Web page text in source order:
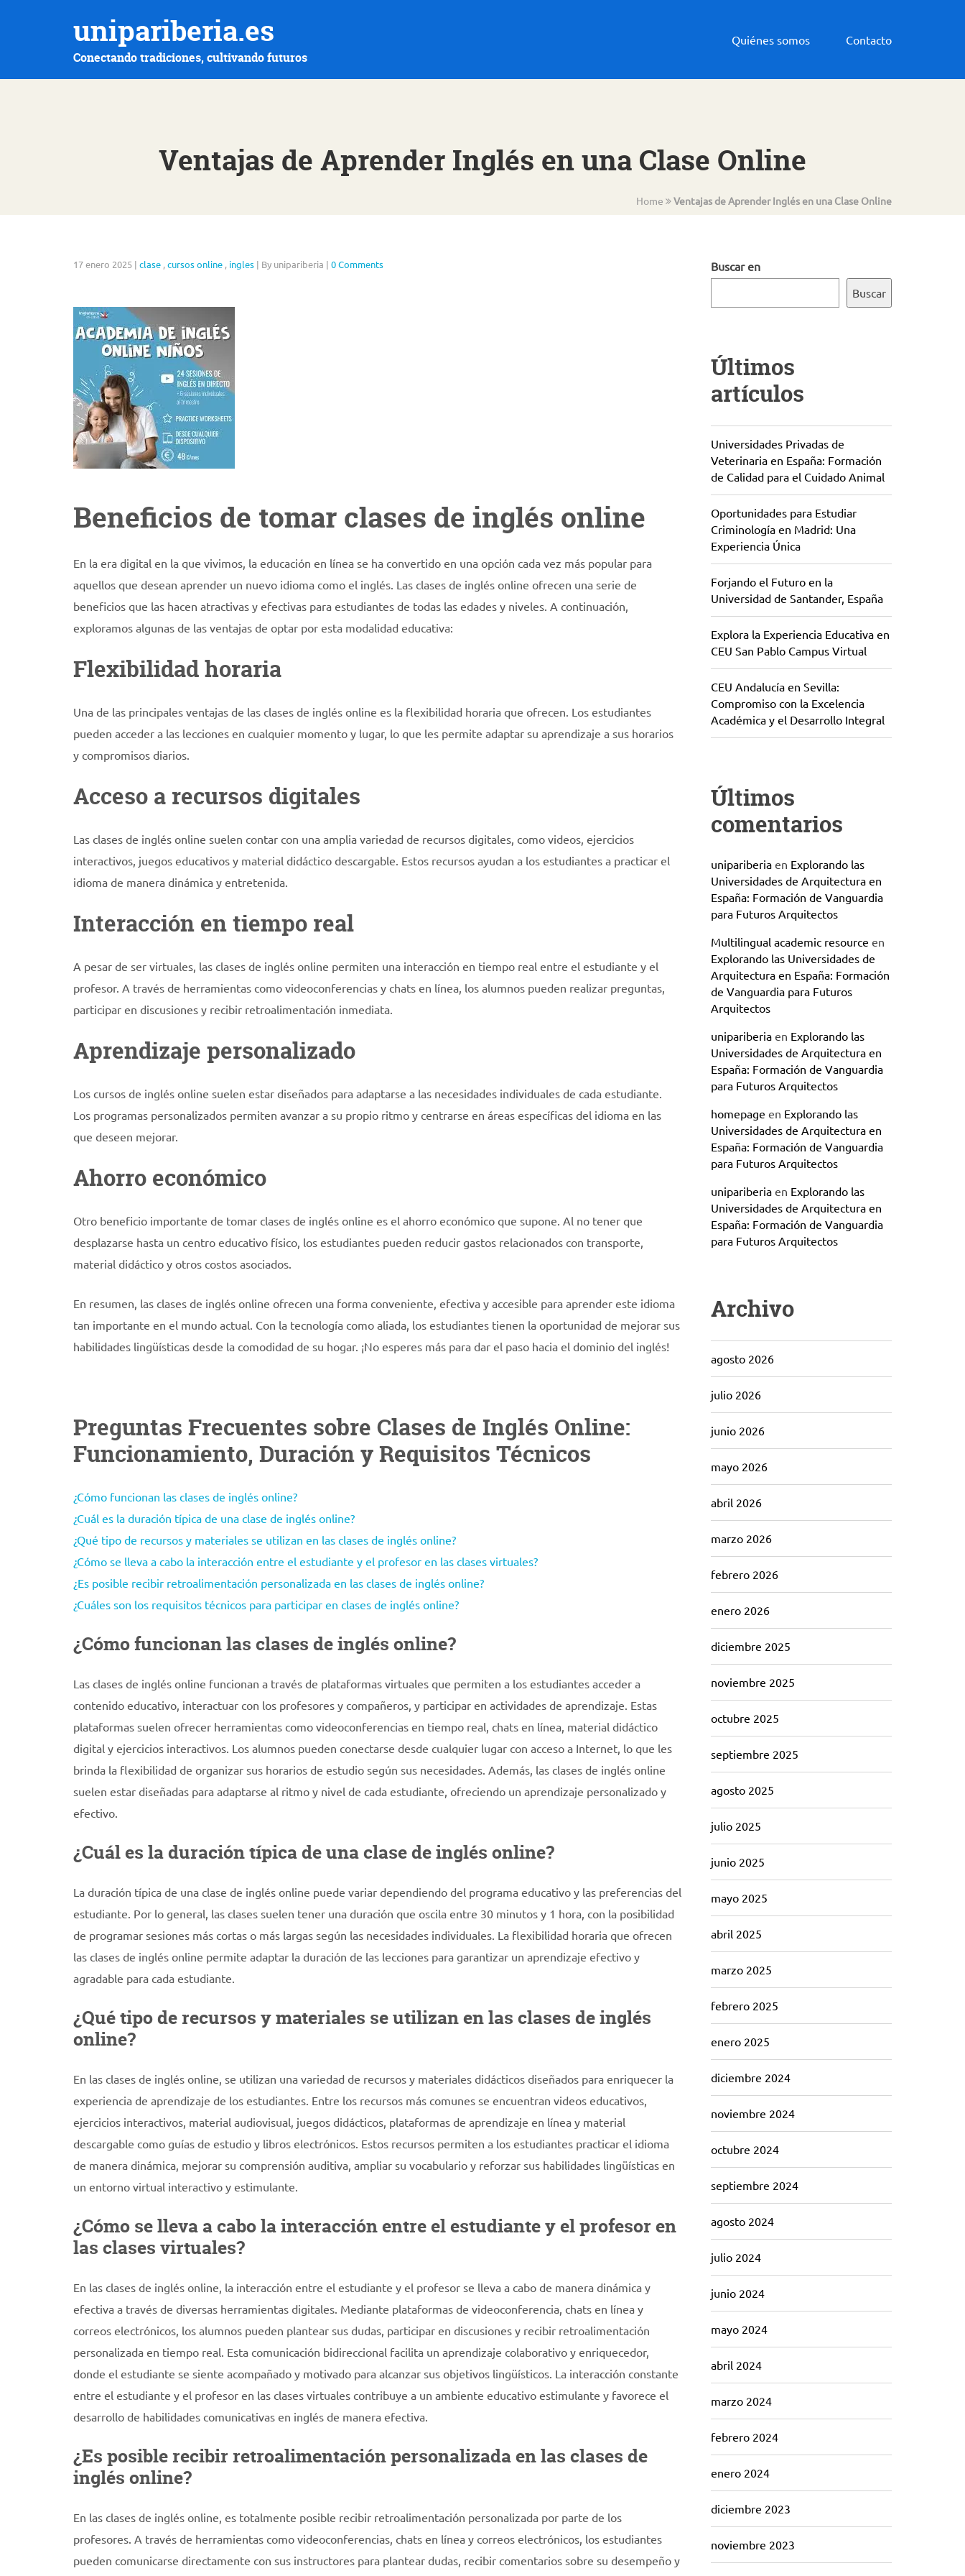
unipariberia.es
Conectando tradiciones, cultivando futuros
Quiénes somos Contacto
Ventajas de Aprender Inglés en una Clase Online
Home Ventajas de Aprender Inglés en una Clase Online
17 enero 2025 | clase ,cursos online , ingles | By unipariberia | 0 Comments
Beneficios de tomar clases de inglés online
En la era digital en la que vivimos, la educación en línea se ha convertido en una opción cada vez más popular para
aquellos que desean aprender un nuevo idioma como el inglés. Las clases de inglés online ofrecen una serie de
beneficios que las hacen atractivas y efectivas para estudiantes de todas las edades y niveles. A continuación,
exploramos algunas de las ventajas de optar por esta modalidad educativa:
Flexibilidad horaria
Una de las principales ventajas de las clases de inglés online es la flexibilidad horaria que ofrecen. Los estudiantes
pueden acceder a las lecciones en cualquier momento y lugar, lo que les permite adaptar su aprendizaje a sus horarios
y compromisos diarios.
Acceso a recursos digitales
Las clases de inglés online suelen contar con una amplia variedad de recursos digitales, como videos, ejercicios
interactivos, juegos educativos y material didáctico descargable. Estos recursos ayudan a los estudiantes a practicar el
idioma de manera dinámica y entretenida.
Interacción en tiempo real
A pesar de ser virtuales, las clases de inglés online permiten una interacción en tiempo real entre el estudiante y el
profesor. A través de herramientas como videoconferencias y chats en línea, los alumnos pueden realizar preguntas,
participar en discusiones y recibir retroalimentación inmediata.
Aprendizaje personalizado
Los cursos de inglés online suelen estar diseñados para adaptarse a las necesidades individuales de cada estudiante.
Los programas personalizados permiten avanzar a su propio ritmo y centrarse en áreas específicas del idioma en las
que deseen mejorar.
Ahorro económico
Otro beneficio importante de tomar clases de inglés online es el ahorro económico que supone. Al no tener que
desplazarse hasta un centro educativo físico, los estudiantes pueden reducir gastos relacionados con transporte,
material didáctico y otros costos asociados.
En resumen, las clases de inglés online ofrecen una forma conveniente, efectiva y accesible para aprender este idioma
tan importante en el mundo actual. Con la tecnología como aliada, los estudiantes tienen la oportunidad de mejorar sus
habilidades lingüísticas desde la comodidad de su hogar. ¡No esperes más para dar el paso hacia el dominio del inglés!
Preguntas Frecuentes sobre Clases de Inglés Online:
Funcionamiento, Duración y Requisitos Técnicos
¿Cómo funcionan las clases de inglés online?
¿Cuál es la duración típica de una clase de inglés online?
¿Qué tipo de recursos y materiales se utilizan en las clases de inglés online?
¿Cómo se lleva a cabo la interacción entre el estudiante y el profesor en las clases virtuales?
¿Es posible recibir retroalimentación personalizada en las clases de inglés online?
¿Cuáles son los requisitos técnicos para participar en clases de inglés online?
¿Cómo funcionan las clases de inglés online?
Las clases de inglés online funcionan a través de plataformas virtuales que permiten a los estudiantes acceder a
contenido educativo, interactuar con los profesores y compañeros, y participar en actividades de aprendizaje. Estas
plataformas suelen ofrecer herramientas como videoconferencias en tiempo real, chats en línea, material didáctico
digital y ejercicios interactivos. Los alumnos pueden conectarse desde cualquier lugar con acceso a Internet, lo que les
brinda la flexibilidad de organizar sus horarios de estudio según sus necesidades. Además, las clases de inglés online
suelen estar diseñadas para adaptarse al ritmo y nivel de cada estudiante, ofreciendo un aprendizaje personalizado y
efectivo.
¿Cuál es la duración típica de una clase de inglés online?
La duración típica de una clase de inglés online puede variar dependiendo del programa educativo y las preferencias del
estudiante. Por lo general, las clases suelen tener una duración que oscila entre 30 minutos y 1 hora, con la posibilidad
de programar sesiones más cortas o más largas según las necesidades individuales. La flexibilidad horaria que ofrecen
las clases de inglés online permite adaptar la duración de las lecciones para garantizar un aprendizaje efectivo y
agradable para cada estudiante.
¿Qué tipo de recursos y materiales se utilizan en las clases de inglés
online?
En las clases de inglés online, se utilizan una variedad de recursos y materiales didácticos diseñados para enriquecer la
experiencia de aprendizaje de los estudiantes. Entre los recursos más comunes se encuentran videos educativos,
ejercicios interactivos, material audiovisual, juegos didácticos, plataformas de aprendizaje en línea y material
descargable como guías de estudio y libros electrónicos. Estos recursos permiten a los estudiantes practicar el idioma
de manera dinámica, mejorar su comprensión auditiva, ampliar su vocabulario y reforzar sus habilidades lingüísticas en
un entorno virtual interactivo y estimulante.
¿Cómo se lleva a cabo la interacción entre el estudiante y el profesor en
las clases virtuales?
En las clases de inglés online, la interacción entre el estudiante y el profesor se lleva a cabo de manera dinámica y
efectiva a través de diversas herramientas digitales. Mediante plataformas de videoconferencia, chats en línea y
correos electrónicos, los alumnos pueden plantear sus dudas, participar en discusiones y recibir retroalimentación
personalizada en tiempo real. Esta comunicación bidireccional facilita un aprendizaje colaborativo y enriquecedor,
donde el estudiante se siente acompañado y motivado para alcanzar sus objetivos lingüísticos. La interacción constante
entre el estudiante y el profesor en las clases virtuales contribuye a un ambiente educativo estimulante y favorece el
desarrollo de habilidades comunicativas en inglés de manera efectiva.
¿Es posible recibir retroalimentación personalizada en las clases de
inglés online?
En las clases de inglés online, es totalmente posible recibir retroalimentación personalizada por parte de los
profesores. A través de herramientas como videoconferencias, chats en línea y correos electrónicos, los estudiantes
pueden comunicarse directamente con sus instructores para plantear dudas, recibir comentarios sobre su desempeño y
Buscar en
Buscar
Últimos
artículos
Universidades Privadas de
Veterinaria en España: Formación
de Calidad para el Cuidado Animal
Oportunidades para Estudiar
Criminología en Madrid: Una
Experiencia Única
Forjando el Futuro en la
Universidad de Santander, España
Explora la Experiencia Educativa en
CEU San Pablo Campus Virtual
CEU Andalucía en Sevilla:
Compromiso con la Excelencia
Académica y el Desarrollo Integral
Últimos
comentarios
unipariberiaen Explorando las
Universidades de Arquitectura en
España: Formación de Vanguardia
para Futuros Arquitectos
Multilingual academic resource en
Explorando las Universidades de
Arquitectura en España: Formación
de Vanguardia para Futuros
Arquitectos
unipariberiaen Explorando las
Universidades de Arquitectura en
España: Formación de Vanguardia
para Futuros Arquitectos
homepage en Explorando las
Universidades de Arquitectura en
España: Formación de Vanguardia
para Futuros Arquitectos
unipariberiaen Explorando las
Universidades de Arquitectura en
España: Formación de Vanguardia
para Futuros Arquitectos
Archivo
agosto 2026
julio 2026
junio 2026
mayo 2026
abril 2026
marzo 2026
febrero 2026
enero 2026
diciembre 2025
noviembre 2025
octubre 2025
septiembre 2025
agosto 2025
julio 2025
junio 2025
mayo 2025
abril 2025
marzo 2025
febrero 2025
enero 2025
diciembre 2024
noviembre 2024
octubre 2024
septiembre 2024
agosto 2024
julio 2024
junio 2024
mayo 2024
abril 2024
marzo 2024
febrero 2024
enero 2024
diciembre 2023
noviembre 2023